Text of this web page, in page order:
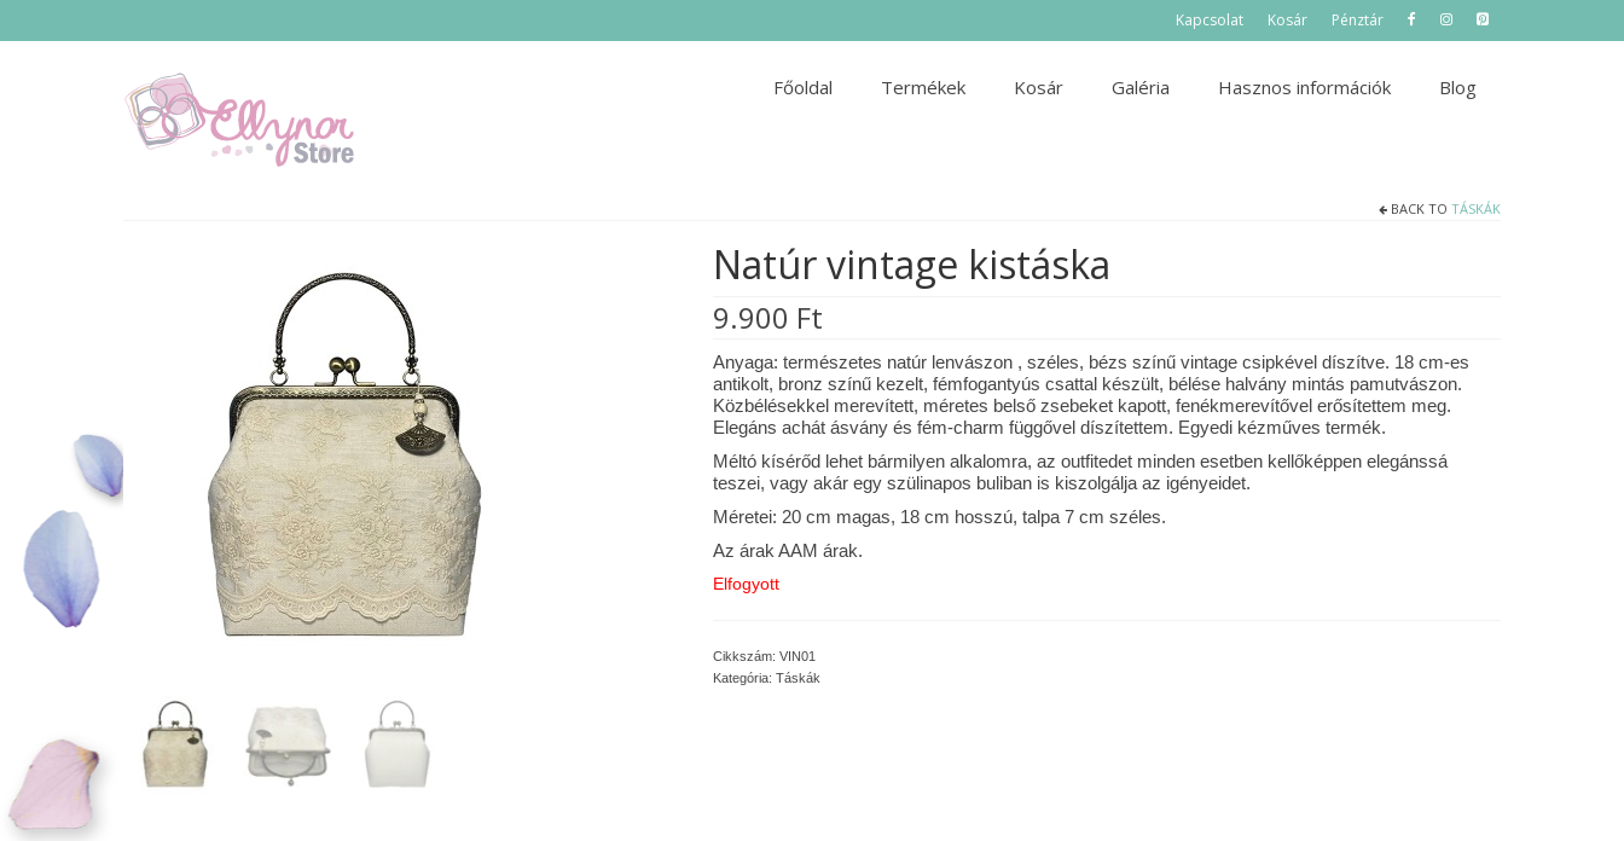
Kapcsolat Kosár Pénztár
Főoldal Termékek Kosár Galéria Hasznos információk Blog
BACK TO TÁSKÁK
Natúr vintage kistáska
9.900 Ft
Anyaga: természetes natúr lenvászon , széles, bézs színű vintage csipkével díszítve. 18 cm-es
antikolt, bronz színű kezelt, fémfogantyús csattal készült, bélése halvány mintás pamutvászon.
Közbélésekkel merevített, méretes belső zsebeket kapott, fenékmerevítővel erősítettem meg.
Elegáns achát ásvány és fém-charm függővel díszítettem. Egyedi kézműves termék.
Méltó kísérőd lehet bármilyen alkalomra, az outfitedet minden esetben kellőképpen elegánssá
teszei, vagy akár egy szülinapos buliban is kiszolgálja az igényeidet.
Méretei: 20 cm magas, 18 cm hosszú, talpa 7 cm széles.
Az árak AAM árak.
Elfogyott
Cikkszám: VIN01
Kategória: Táskák